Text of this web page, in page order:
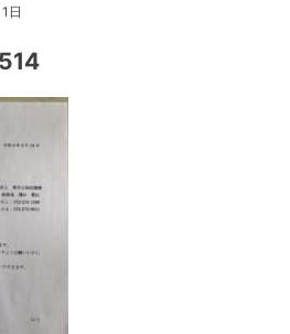
日